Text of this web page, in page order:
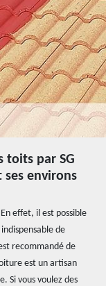
toits par SG
ses environs
effet, il est possible
de
recommandé de
est un artisan
Si vous voulez des